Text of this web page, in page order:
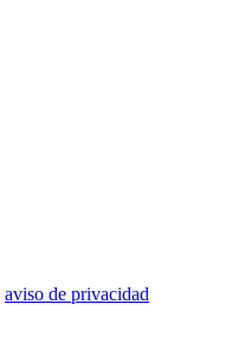
aviso de privacidad